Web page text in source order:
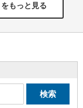
もっと見る